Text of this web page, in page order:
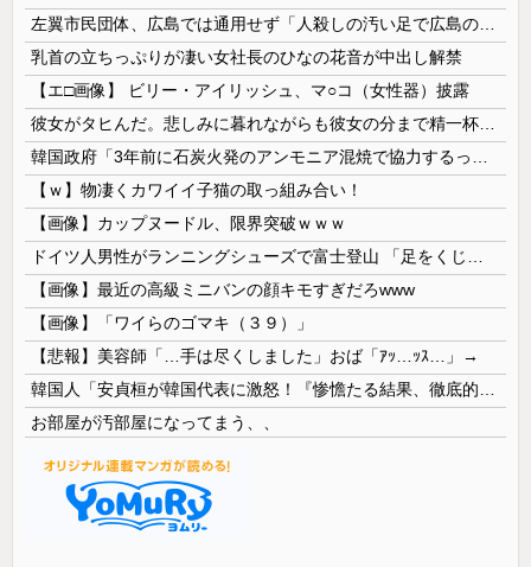
乳首の立ちっぷりが凄い女社長のひなの花音が中出し解禁
【エ□画像】 ビリー・アイリッシュ、マ○コ（女性器）披露
【ｗ】物凄くカワイイ子猫の取っ組み合い！
【画像】カップヌードル、限界突破ｗｗｗ
【画像】最近の高級ミニバンの顔キモすぎだろwww
【画像】「ワイらのゴマキ（３９）」
【悲報】美容師「…手は尽くしました」おば「ｱｯ…ｯｽ…」→
お部屋が汚部屋になってまう、、